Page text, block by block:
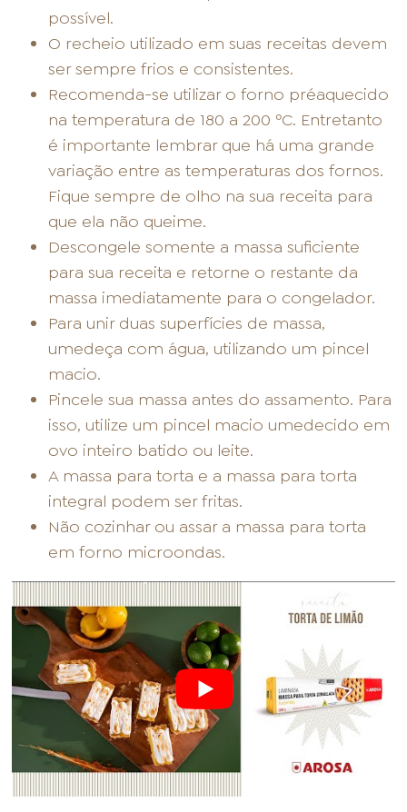
possível.
O recheio utilizado em suas receitas devem
ser sempre frios e consistentes.
Recomenda-se utilizar o forno préaquecido
na temperatura de 180 a 200 ºC. Entretanto
é importante lembrar que há uma grande
variação entre as temperaturas dos fornos.
Fique sempre de olho na sua receita para
que ela não queime.
Descongele somente a massa suficiente
para sua receita e retorne o restante da
massa imediatamente para o congelador.
Para unir duas superfícies de massa,
umedeça com água, utilizando um pincel
macio.
Pincele sua massa antes do assamento. Para
isso, utilize um pincel macio umedecido em
ovo inteiro batido ou leite.
A massa para torta e a massa para torta
integral podem ser fritas.
Não cozinhar ou assar a massa para torta
em forno microondas.